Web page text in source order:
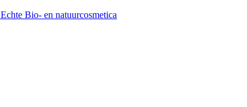
Echte Bio- en natuurcosmetica